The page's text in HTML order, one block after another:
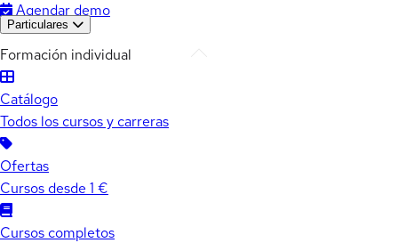
Agendar demo
Particulares
Formación individual
Catálogo
Todos los cursos y carreras
Ofertas
Cursos desde 1 €
Cursos completos